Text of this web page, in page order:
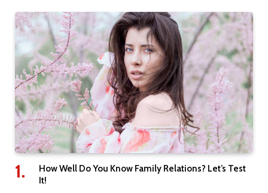
How Well Do You Know Family Relations? Let’s Test
It!